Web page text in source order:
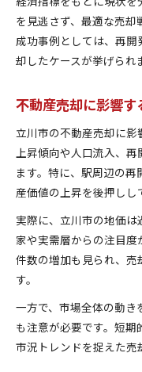
を見逃さず、最適な売却
成功事例としては、再
却したケースが挙げられ
不動産売却に影響
立川市の不動産売却に
上昇傾向や人口流入、
ます。特に、駅周辺の
産価値の上昇を後押しし
実際に、立川市の地価
家や実需層からの注目度
件数の増加も見られ、売
す。
一方で、市場全体の動
も注意が必要です。短
市況トレンドを捉えた売